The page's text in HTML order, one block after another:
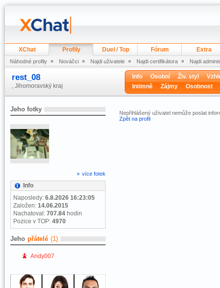
XChat Profily Duel / Top Fórum Extra
Náhodné profily Nováčci Najdi uživatele Najdi certifikátora Najdi
rest_08
, Jihomoravský kraj
Info Osobní Živ. styl
Intimně
Zájmy Osobnost
Jeho fotky
více fotek
Info
Naposledy: 6.8.2026 16:23:05
Založen: 14.06.2015
Nachatoval: 707.84 hodin
Pozice v TOP: 4970
Jeho přátelé (1)
Andy007
Nepřihlášený uživatel nemůže poslat
Zpět na profil